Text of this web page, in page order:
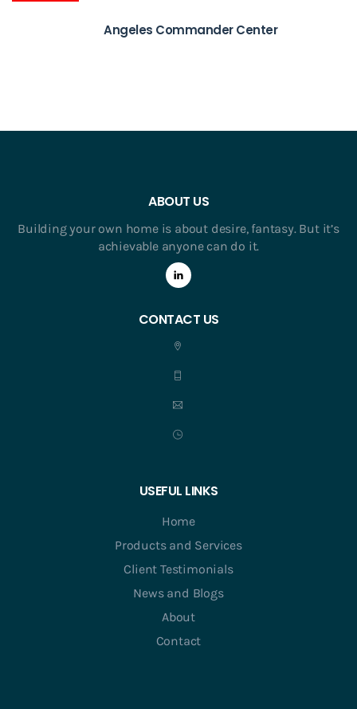
Angeles Commander Center
ABOUT US
Building your own home is about desire, fantasy. But it’s
achievable anyone can do it.
CONTACT US
USEFUL LINKS
Home
Products and Services
Client Testimonials
News and Blogs
About
Contact